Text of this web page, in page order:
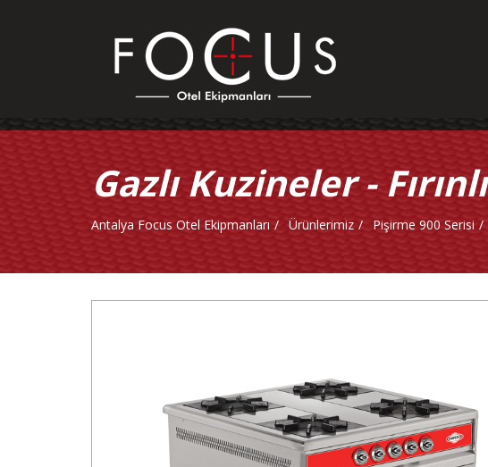
Gazlı Kuzineler - Fırınlı
Antalya Focus Otel Ekipmanları Ürünlerimiz Pişirme 900 Serisi